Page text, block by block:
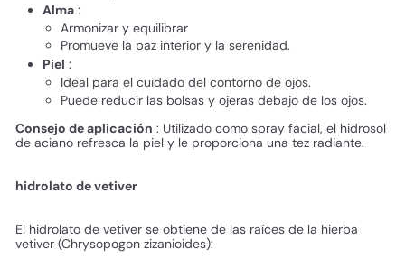
Alma :
Armonizar y equilibrar
Promueve la paz interior y la serenidad.
Piel :
Ideal para el cuidado del contorno de ojos.
Puede reducir las bolsas y ojeras debajo de los ojos.
Consejo de aplicación : Utilizado como spray facial, el hidrosol
de aciano refresca la piel y le proporciona una tez radiante.
hidrolato de vetiver
El hidrolato de vetiver se obtiene de las raíces de la hierba
vetiver (Chrysopogon zizanioides):